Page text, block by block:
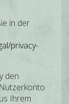
in der
privacy-
den
Ihrem